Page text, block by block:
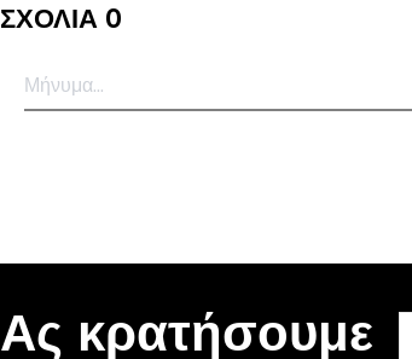
ΣΧΌΛΙΑ 0
Ας κρατήσουμε